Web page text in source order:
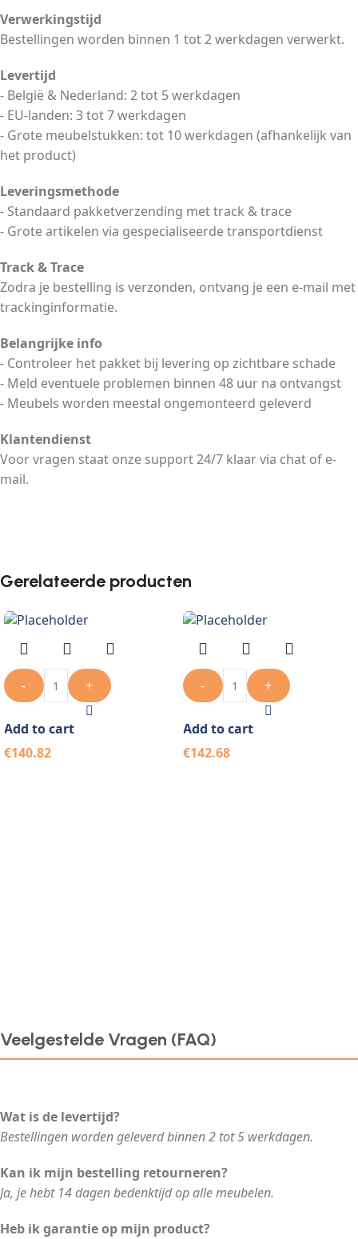
Verwerkingstijd
Bestellingen worden binnen 1 tot 2 werkdagen verwerkt.
Levertijd
- België & Nederland: 2 tot 5 werkdagen
- EU-landen: 3 tot 7 werkdagen
- Grote meubelstukken: tot 10 werkdagen (afhankelijk van
het product)
Leveringsmethode
- Standaard pakketverzending met track & trace
- Grote artikelen via gespecialiseerde transportdienst
Track & Trace
Zodra je bestelling is verzonden, ontvang je een e-mail met
trackinginformatie.
Belangrijke info
- Controleer het pakket bij levering op zichtbare schade
- Meld eventuele problemen binnen 48 uur na ontvangst
- Meubels worden meestal ongemonteerd geleverd
Klantendienst
Voor vragen staat onze support 24/7 klaar via chat of e-
mail.
Gerelateerde producten
- +
Add to cart
€140.82
- +
Add to cart
€142.68
Veelgestelde Vragen (FAQ)
Wat is de levertijd?
Bestellingen worden geleverd binnen 2 tot 5 werkdagen.
Kan ik mijn bestelling retourneren?
Ja, je hebt 14 dagen bedenktijd op alle meubelen.
Heb ik garantie op mijn product?